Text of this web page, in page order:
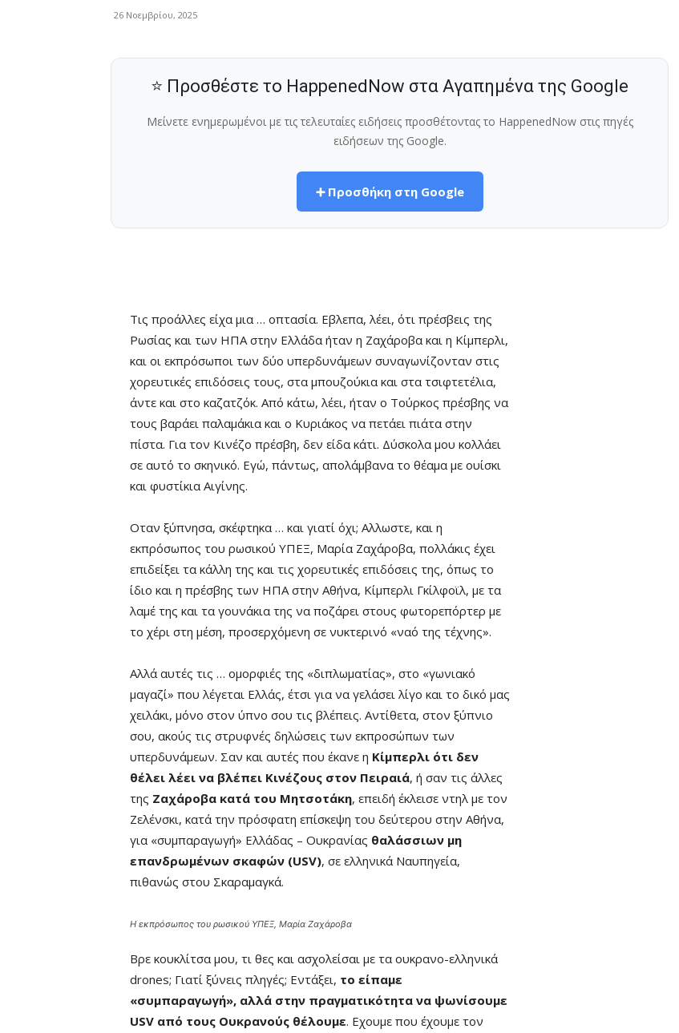
26 Νοεμβρίου, 2025
⭐ Προσθέστε το HappenedNow στα Αγαπημένα της Google
Μείνετε ενημερωμένοι με τις τελευταίες ειδήσεις προσθέτοντας το HappenedNow στις πηγές
ειδήσεων της Google.
➕ Προσθήκη στη Google
Τις προάλλες είχα μια … οπτασία. Εβλεπα, λέει, ότι πρέσβεις της
Ρωσίας και των ΗΠΑ στην Ελλάδα ήταν η Ζαχάροβα και η Κίμπερλι,
και οι εκπρόσωποι των δύο υπερδυνάμεων συναγωνίζονταν στις
χορευτικές επιδόσεις τους, στα μπουζούκια και στα τσιφτετέλια,
άντε και στο καζατζόκ. Από κάτω, λέει, ήταν ο Τούρκος πρέσβης να
τους βαράει παλαμάκια και ο Κυριάκος να πετάει πιάτα στην
πίστα. Για τον Κινέζο πρέσβη, δεν είδα κάτι. Δύσκολα μου κολλάει
σε αυτό το σκηνικό. Εγώ, πάντως, απολάμβανα το θέαμα με ουίσκι
και φυστίκια Αιγίνης.
Οταν ξύπνησα, σκέφτηκα … και γιατί όχι; Αλλωστε, και η
εκπρόσωπος του ρωσικού ΥΠΕΞ, Μαρία Ζαχάροβα, πολλάκις έχει
επιδείξει τα κάλλη της και τις χορευτικές επιδόσεις της, όπως το
ίδιο και η πρέσβης των ΗΠΑ στην Αθήνα, Κίμπερλι Γκίλφοϊλ, με τα
λαμέ της και τα γουνάκια της να ποζάρει στους φωτορεπόρτερ με
το χέρι στη μέση, προσερχόμενη σε νυκτερινό «ναό της τέχνης».
Αλλά αυτές τις … ομορφιές της «διπλωματίας», στο «γωνιακό
μαγαζί» που λέγεται Ελλάς, έτσι για να γελάσει λίγο και το δικό μας
χειλάκι, μόνο στον ύπνο σου τις βλέπεις. Αντίθετα, στον ξύπνιο
σου, ακούς τις στρυφνές δηλώσεις των εκπροσώπων των
υπερδυνάμεων. Σαν και αυτές που έκανε η Κίμπερλι ότι δεν
θέλει λέει να βλέπει Κινέζους στον Πειραιά, ή σαν τις άλλες
της Ζαχάροβα κατά του Μητσοτάκη, επειδή έκλεισε ντηλ με τον
Ζελένσκι, κατά την πρόσφατη επίσκεψη του δεύτερου στην Αθήνα,
για «συμπαραγωγή» Ελλάδας – Ουκρανίας θαλάσσιων μη
επανδρωμένων σκαφών (USV), σε ελληνικά Ναυπηγεία,
πιθανώς στου Σκαραμαγκά.
Η εκπρόσωπος του ρωσικού ΥΠΕΞ, Μαρία Ζαχάροβα
Βρε κουκλίτσα μου, τι θες και ασχολείσαι με τα ουκρανο-ελληνικά
drones; Γιατί ξύνεις πληγές; Εντάξει, το είπαμε
«συμπαραγωγή», αλλά στην πραγματικότητα να ψωνίσουμε
USV από τους Ουκρανούς θέλουμε. Εχουμε που έχουμε τον